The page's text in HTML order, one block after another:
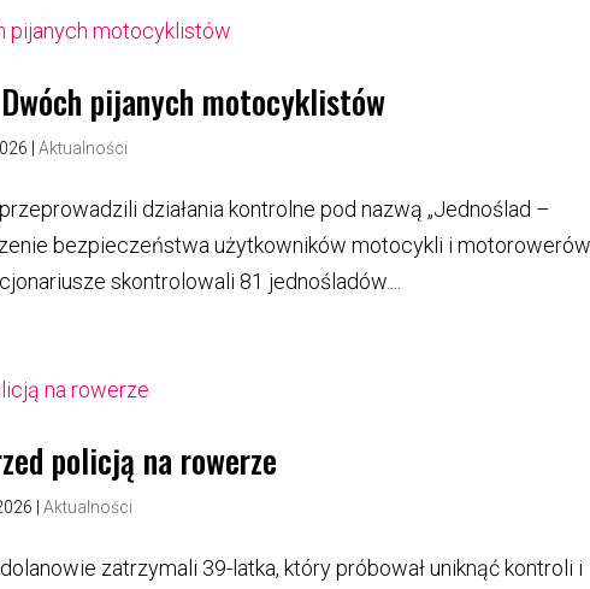
pijanych motocyklistów
|Aktualności
działania kontrolne pod nazwą „Jednoślad –
bezpieczeństwa użytkowników motocykli i
skontrolowali 81 jednośladów....
policją na rowerze
|Aktualności
zatrzymali 39-latka, który próbował uniknąć kontroli i